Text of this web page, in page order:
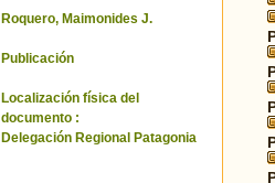
Roquero, Maimonides J.
Publicación
Localización física del
documento :
Delegación Regional Patagonia